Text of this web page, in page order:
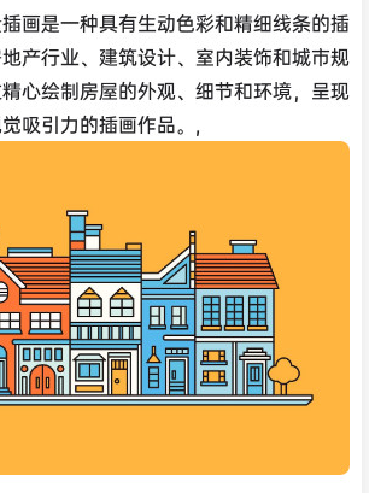
画是一种具有生动色彩和精细线条的插
产行业、建筑设计、室内装饰和城市规
心绘制房屋的外观、细节和环境，呈现
吸引力的插画作品。,